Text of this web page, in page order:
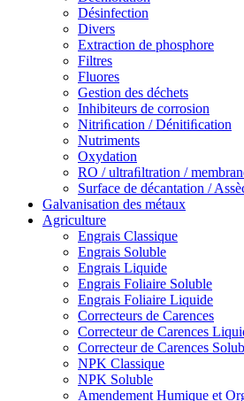
Désinfection
Divers
Extraction de phosphore
Filtres
Fluores
Gestion des déchets
Inhibiteurs de corrosion
Nitriﬁcation / Dénitiﬁcation
Nutriments
Oxydation
RO / ultraﬁltration /
Surface de décantation /
Galvanisation des métaux
Agriculture
Engrais Classique
Engrais Soluble
Engrais Liquide
Engrais Foliaire Soluble
Engrais Foliaire Liquide
Correcteurs de Carences
Correcteur de Carences
Correcteur de Carences
NPK Classique
NPK Soluble
Amendement Humique et